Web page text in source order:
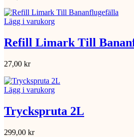
Lägg i varukorg
Refill Limark Till
27,00 kr
Lägg i varukorg
Tryckspruta 2L
299,00 kr